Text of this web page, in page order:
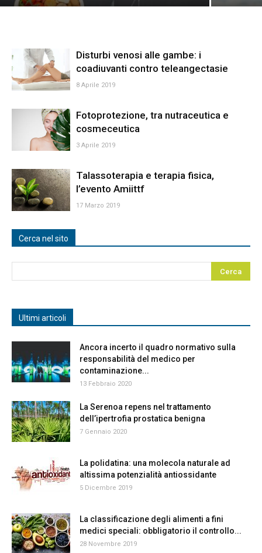
Disturbi venosi alle gambe: i
coadiuvanti contro teleangectasie
8 Aprile 2019
Fotoprotezione, tra nutraceutica e
cosmeceutica
3 Aprile 2019
Talassoterapia e terapia fisica,
l’evento Amiittf
17 Marzo 2019
Cerca nel sito
Ultimi articoli
Ancora incerto il quadro normativo sulla
responsabilità del medico per
contaminazione...
13 Febbraio 2020
La Serenoa repens nel trattamento
dell’ipertrofia prostatica benigna
7 Gennaio 2020
La polidatina: una molecola naturale ad
altissima potenzialità antiossidante
5 Dicembre 2019
La classificazione degli alimenti a fini
medici speciali: obbligatorio il controllo...
28 Novembre 2019